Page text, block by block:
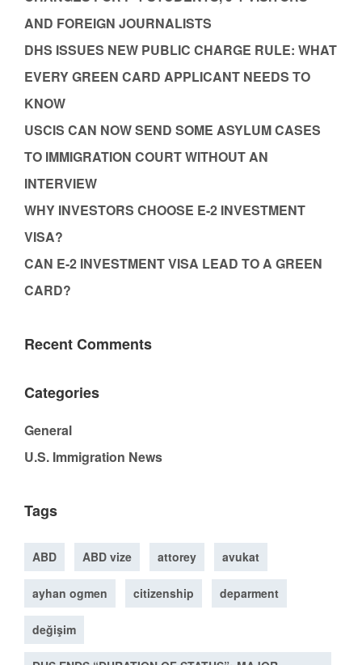
AND FOREIGN JOURNALISTS
DHS ISSUES NEW PUBLIC CHARGE RULE: WHAT
EVERY GREEN CARD APPLICANT NEEDS TO
KNOW
USCIS CAN NOW SEND SOME ASYLUM CASES
TO IMMIGRATION COURT WITHOUT AN
INTERVIEW
WHY INVESTORS CHOOSE E-2 INVESTMENT
VISA?
CAN E-2 INVESTMENT VISA LEAD TO A GREEN
CARD?
Recent Comments
Categories
General
U.S. Immigration News
Tags
ABD ABD vize attorey avukat
ayhan ogmen citizenship deparment
değişim